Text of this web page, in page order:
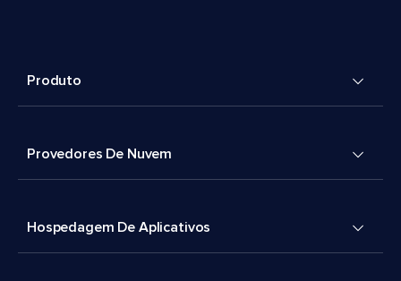
Produto
Provedores De Nuvem
Hospedagem De Aplicativos